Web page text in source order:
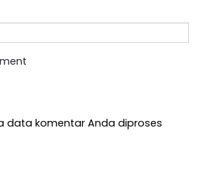
data komentar Anda diproses